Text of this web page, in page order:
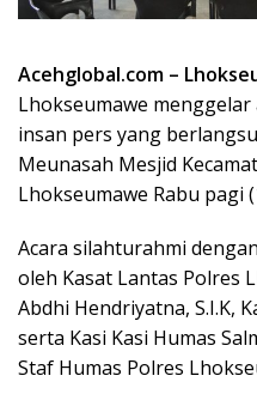
Acehglobal.com –
Lhokseumawe
insan pers yang
Meunasah Mesjid
Lhokseumawe Rabu pagi
Acara silahturahmi
oleh Kasat Lantas Polres
Abdhi Hendriyatna, S.I.K,
serta Kasi Kasi Humas
Staf Humas Polres